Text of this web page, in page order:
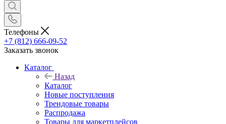
Телефоны
+7 (812) 666-09-52
Заказать звонок
Каталог
Назад
Каталог
Новые поступления
Трендовые товары
Распродажа
Товары для маркетплейсов